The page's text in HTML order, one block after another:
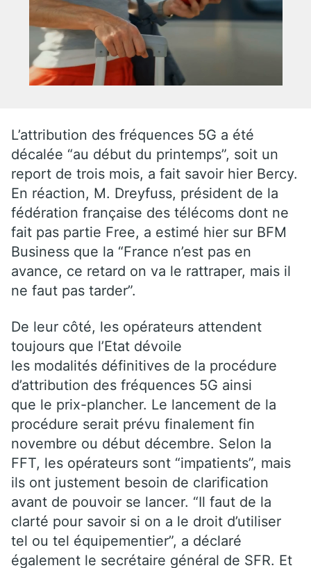
L’attribution des fréquences 5G a été
décalée “au début du printemps”, soit un
report de trois mois, a fait savoir hier Bercy.
En réaction, M. Dreyfuss, président de la
fédération française des télécoms dont ne
fait pas partie Free, a estimé hier sur BFM
Business que la “France n’est pas en
avance, ce retard on va le rattraper, mais il
ne faut pas tarder”.
De leur côté, les opérateurs attendent
toujours que l’Etat dévoile
les modalités définitives de la procédure
d’attribution des fréquences 5G ainsi
que le prix-plancher. Le lancement de la
procédure serait prévu finalement fin
novembre ou début décembre. Selon la
FFT, les opérateurs sont “impatients”, mais
ils ont justement besoin de clarification
avant de pouvoir se lancer. “Il faut de la
clarté pour savoir si on a le droit d’utiliser
tel ou tel équipementier”, a déclaré
également le secrétaire général de SFR. Et